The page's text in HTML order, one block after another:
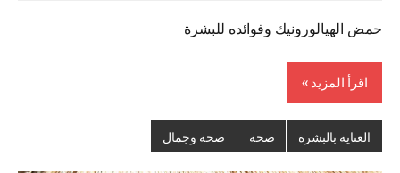
حمض الهيالورونيك وفوائده للبشرة
اقرأ المزيد
العناية بالبشرة صحة صحة وجمال